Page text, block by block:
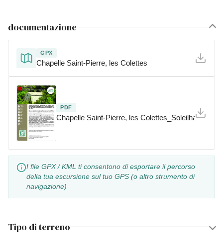
documentazione
GPX
Chapelle Saint-Pierre, les Colettes
PDF
Chapelle Saint-Pierre, les Colettes_Soleilhas
I file GPX / KML ti consentono di esportare il percorso
della tua escursione sul tuo GPS (o altro strumento di
navigazione)
Tipo di terreno